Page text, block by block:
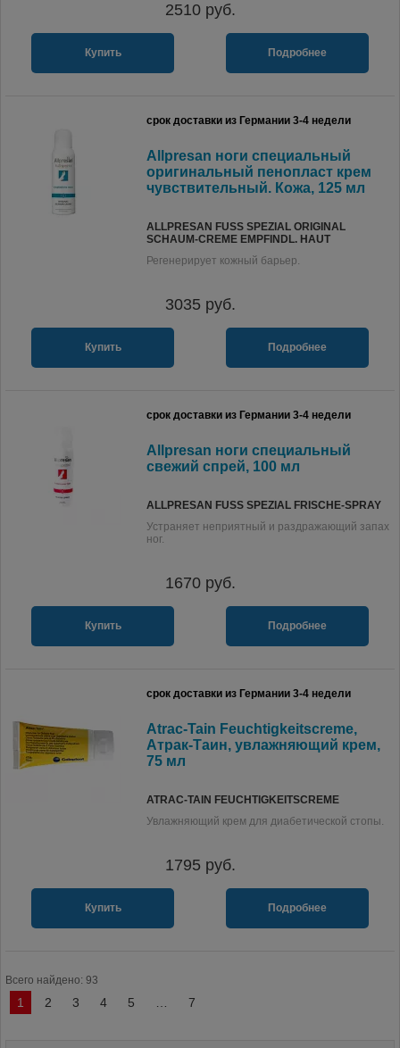
2510руб.
Купить Подробнее
срок доставки из Германии 3-4 недели
Allpresan ноги специальный
оригинальный пенопласт крем
чувствительный. Кожа, 125 мл
ALLPRESAN FUSS SPEZIAL ORIGINAL S
CHAUM-CREME EMPFINDL. HAUT
Регенерирует кожный барьер.
3035 руб.
Купить Подробнее
срок доставки из Германии 3-4 недели
Allpresan ноги специальный
свежий спрей, 100 мл
ALLPRESAN FUSS SPEZIAL FRISCHE-SPRAY
Устраняет неприятный и раздражающий запах
ног.
1670руб.
Купить Подробнее
срок доставки из Германии 3-4 недели
Atrac-Tain Feuchtigkeitscreme,
Атрак-Таин, увлажняющий крем,
75 мл
ATRAC-TAIN FEUCHTIGKEITSCREME
Увлажняющий крем для диабетической стопы.
1795 руб.
Купить Подробнее
Всего найдено: 93
1 2 3 4 5 7